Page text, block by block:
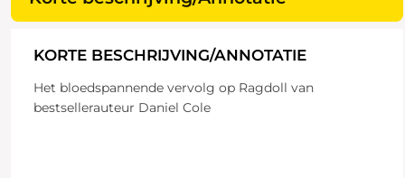
KORTE BESCHRIJVING/ANNOTATIE
Het bloedspannende vervolg op Ragdoll van
bestsellerauteur Daniel Cole